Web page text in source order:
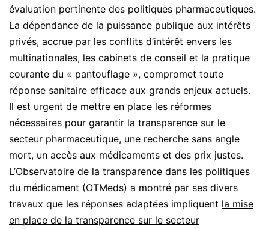
évaluation pertinente des politiques pharmaceutiques.
La dépendance de la puissance publique aux intérêts
privés, accrue par les conflits d’intérêt envers les
multinationales, les cabinets de conseil et la pratique
courante du « pantouflage », compromet toute
réponse sanitaire efficace aux grands enjeux actuels.
Il est urgent de mettre en place les réformes
nécessaires pour garantir la transparence sur le
secteur pharmaceutique, une recherche sans angle
mort, un accès aux médicaments et des prix justes.
L’Observatoire de la transparence dans les politiques
du médicament (OTMeds) a montré par ses divers
travaux que les réponses adaptées impliquent la mise
en place de la transparence sur le secteur